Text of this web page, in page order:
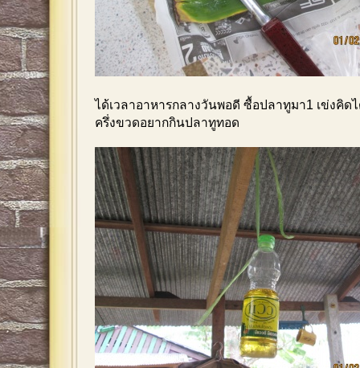
ได้เวลาอาหารกลางวันพอดี ซื้อปลาทูมา1 เข่งคิด
ครึ่งขวดอยากกินปลาทูทอด